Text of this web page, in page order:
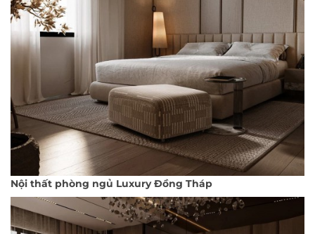
Nội thất phòng ngủ Luxury Đồng Tháp